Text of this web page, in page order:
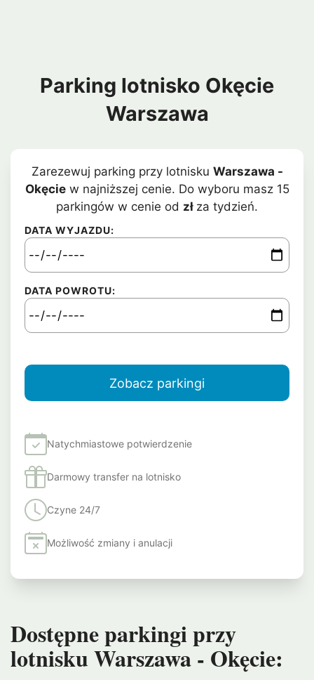
Parking lotnisko Okęcie
Warszawa
Zarezewuj parking przy lotnisku Warszawa -
Okęciew najniższej cenie. Do wyboru masz 15
parkingów w cenie od zł za tydzień.
DATA WYJAZDU:
DATA POWROTU:
Natychmiastowe potwierdzenie
Darmowy transfer na lotnisko
Czyne 24/7
Możliwość zmiany i anulacji
Dostępne parkingi przy
lotnisku Warszawa - Okęcie: